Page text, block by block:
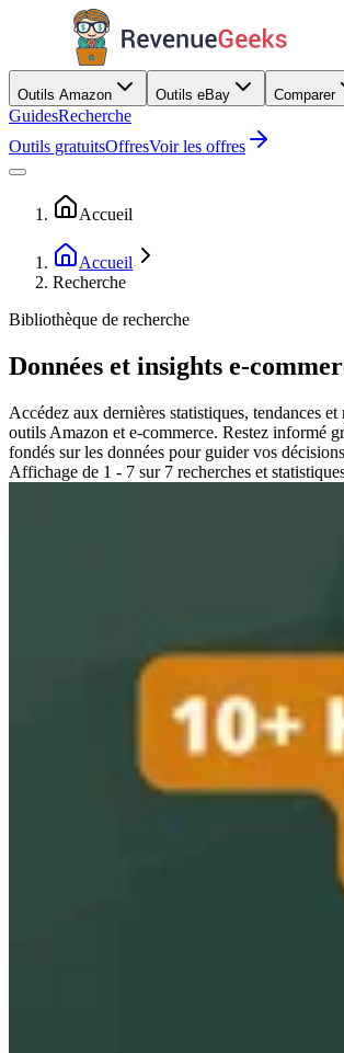
Outils Amazon Outils eBay Comparer
GuidesRecherche
Outils gratuitsOffresVoir les offres
Accueil
Accueil
Recherche
Bibliothèque de recherche
Données et insights e-
Accédez aux dernières statistiques, tendances et
outils Amazon et e-commerce. Restez informé
fondés sur les données pour guider vos
Affichage de 1 - 7 sur 7 recherches et